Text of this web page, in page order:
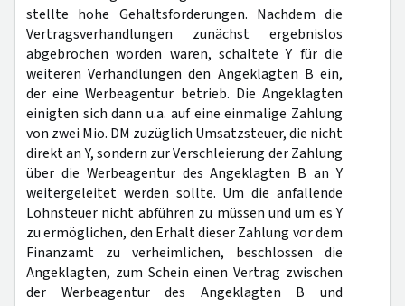
stellte hohe Gehaltsforderungen. Nachdem die
Vertragsverhandlungen zunächst ergebnislos
abgebrochen worden waren, schaltete Y für die
weiteren Verhandlungen den Angeklagten B ein,
der eine Werbeagentur betrieb. Die Angeklagten
einigten sich dann u.a. auf eine einmalige Zahlung
von zwei Mio. DM zuzüglich Umsatzsteuer, die nicht
direkt an Y, sondern zur Verschleierung der Zahlung
über die Werbeagentur des Angeklagten B an Y
weitergeleitet werden sollte. Um die anfallende
Lohnsteuer nicht abführen zu müssen und um es Y
zu ermöglichen, den Erhalt dieser Zahlung vor dem
Finanzamt zu verheimlichen, beschlossen die
Angeklagten, zum Schein einen Vertrag zwischen
der Werbeagentur des Angeklagten B und